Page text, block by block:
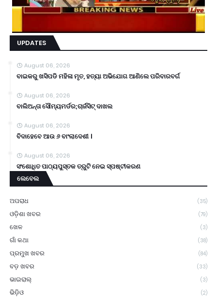
UPDATES
August 06, 2026
ବାଇକରୁ ଖସିପଡି ମହିଳା ମୃତ, ହତ୍ୟା ଅଭିଯୋଗ ଆଣିଲେ ପରିବାରବର୍ଗ
August 06, 2026
ବାଲିଅନ୍ତା ସୌମ୍ୟମର୍ଡର;ଚାର୍ଜସିଟ୍ ଦାଖଲ
August 06, 2026
ବିଦାହେବେ ଆଉ ୬ ବାଂଲାଦେଶୀ ।
August 06, 2026
ସଂଶୋଧିତ ପାଠ୍ୟପୁସ୍ତକ ତ୍ରୁଟି ନେଇ ସ୍ପଷ୍ଟୀକରଣ
ଲେବେଲ
ଅପରାଧ (35)
ଓଡ଼ିଶା ଖବର (79)
ଖେଳ (3)
ଗାଁ କଥା (38)
ପ୍ରମୁଖ ଖବର (84)
ବଡ଼ ଖବର (33)
ଭାଇରାଲ୍ (3)
ଭିଡ଼ିଓ (2)